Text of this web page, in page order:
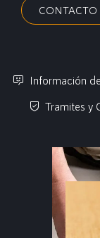
CONTACTO
Información
Tramites y